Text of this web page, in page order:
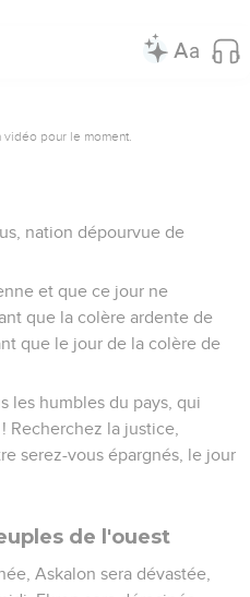
pour le moment.
nation dépourvue de
et que ce jour ne
que la colère ardente de
que le jour de la colère de
les humbles du pays, qui
Recherchez la justice,
serez-vous épargnés, le jour
de l'ouest
Askalon sera dévastée,